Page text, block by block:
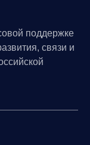
поддержке
связи и